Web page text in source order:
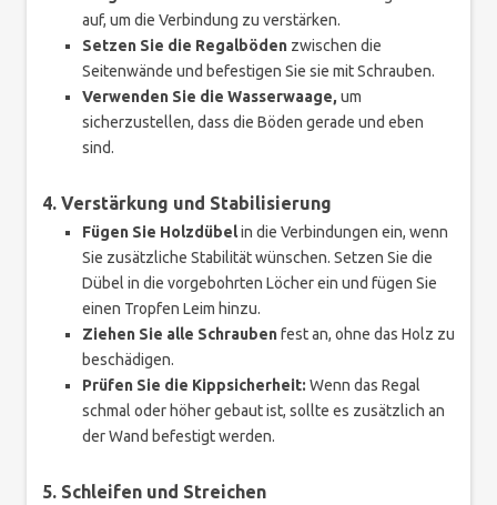
auf, um die Verbindung zu verstärken.
Setzen Sie die Regalböden zwischen die
Seitenwände und befestigen Sie sie mit Schrauben.
Verwenden Sie die Wasserwaage, um
sicherzustellen, dass die Böden gerade und eben
sind.
4. Verstärkung und Stabilisierung
Fügen Sie Holzdübelin die Verbindungen ein, wenn
Sie zusätzliche Stabilität wünschen. Setzen Sie die
Dübel in die vorgebohrten Löcher ein und fügen Sie
einen Tropfen Leim hinzu.
Ziehen Sie alle Schraubenfest an, ohne das Holz zu
beschädigen.
Prüfen Sie die Kippsicherheit: Wenn das Regal
schmal oder höher gebaut ist, sollte es zusätzlich an
der Wand befestigt werden.
5. Schleifen und Streichen